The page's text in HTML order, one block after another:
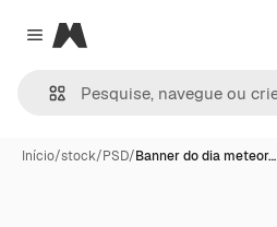
Close menu
Magnific
Início/stock/PSD/Banner do dia meteor…